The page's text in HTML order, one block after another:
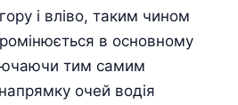
і вліво, таким чином
в основному
тим самим
очей водія